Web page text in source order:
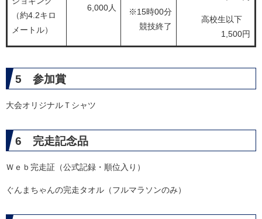
（約4.2キロ
メートル）
6,000人
※15時00分
競技終了
高校生以下
1,500円
5 参加賞
大会オリジナルＴシャツ
6 完走記念品
Ｗｅｂ完走証（公式記録・順位入り）
ぐんまちゃんの完走タオル（フルマラソンのみ）